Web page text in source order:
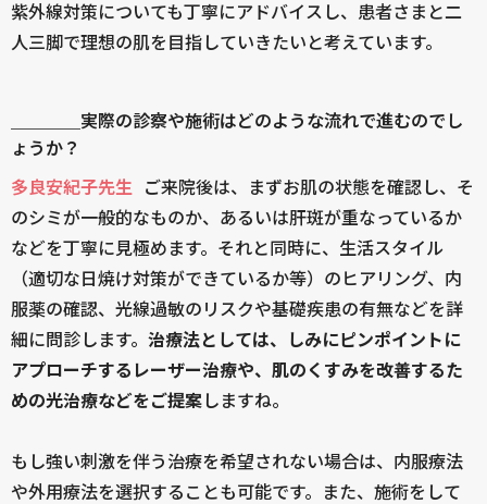
紫外線対策についても丁寧にアドバイスし、患者さまと二
人三脚で理想の肌を目指していきたいと考えています。
＿＿＿＿実際の診察や施術はどのような流れで進むのでし
ょうか？
多良安紀子先生
ご来院後は、まずお肌の状態を確認し、そ
のシミが一般的なものか、あるいは肝斑が重なっているか
などを丁寧に見極めます。それと同時に、生活スタイル
（適切な日焼け対策ができているか等）のヒアリング、内
服薬の確認、光線過敏のリスクや基礎疾患の有無などを詳
細に問診します。 治療法としては、しみにピンポイントに
アプローチするレーザー治療や、肌のくすみを改善するた
めの光治療などをご提案 しますね。
もし強い刺激を伴う治療を希望されない場合は、内服療法
や外用療法を選択することも可能です。また、施術をして